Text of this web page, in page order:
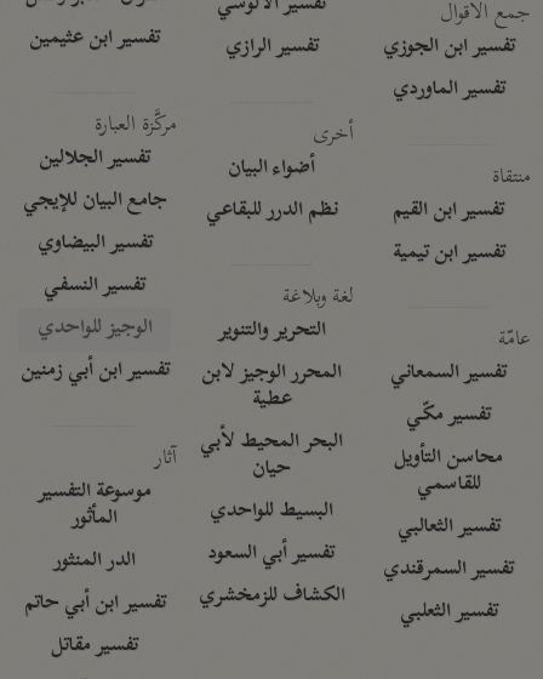
جمع الأقوال
تفسير ابن الجوزي
تفسير الماوردي
منتقاة
تفسير ابن القيم
تفسير ابن تيمية
عامّة
تفسير السمعاني
تفسير مكّي
محاسن التأويل
للقاسمي
تفسير الثعالبي
تفسير السمرقندي
تفسير الثعلبي
تفسير الرازي
أخرى
أضواء البيان
نظم الدرر للبقاعي
لغة وبلاغة
التحرير والتنوير
المحرر الوجيز لابن
عطية
البحر المحيط لأبي
حيان
البسيط للواحدي
تفسير أبي السعود
الكشاف للزمخشري
تفسير ابن عثيمين
مركَّزة العبارة
تفسير الجلالين
جامع البيان للإيجي
تفسير البيضاوي
تفسير النسفي
الوجيز للواحدي
تفسير ابن أبي زمنين
آثار
موسوعة التفسير
المأثور
الدر المنثور
تفسير ابن أبي حاتم
تفسير مقاتل